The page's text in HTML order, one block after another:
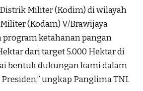
Militer (Kodim) di wilayah
(Kodam) V/Brawijaya
ketahanan pangan
dari target 5.000 Hektar di
bentuk dukungan kami dalam
ungkap Panglima TNI.